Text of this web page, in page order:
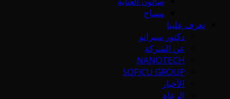
مساج
تعرف علينا
دكتور سيرانو
عن الشركة
NANOTECH
SOFICU GROUP
الأخبار
الرعاة